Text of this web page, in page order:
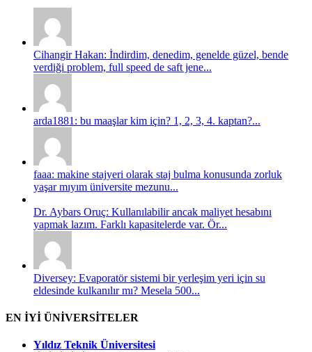
Cihangir Hakan: İndirdim, denedim, genelde güzel, bende
verdiği problem, full speed de saft jene...
arda1881: bu maaşlar kim için? 1, 2, 3, 4. kaptan?...
faaa: makine stajyeri olarak staj bulma konusunda zorluk
yaşar mıyım üniversite mezunu...
Dr. Aybars Oruç: Kullanılabilir ancak maliyet hesabını
yapmak lazım. Farklı kapasitelerde var. Ör...
Diversey: Evaporatör sistemi bir yerleşim yeri için su
eldesinde kulkanılır mı? Mesela 500...
EN İYİ ÜNİVERSİTELER
Yıldız Teknik Üniversitesi